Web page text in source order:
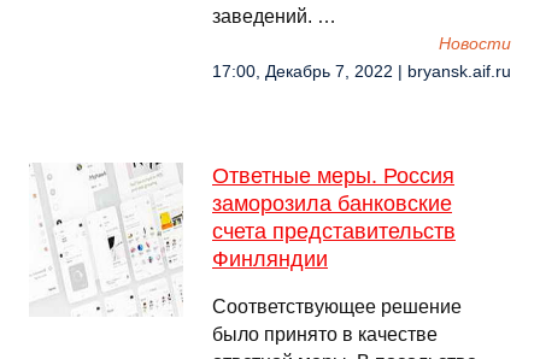
заведений. …
Новости
17:00, Декабрь 7, 2022 | bryansk.aif.ru
Ответные меры. Россия
заморозила банковские
счета представительств
Финляндии
Соответствующее решение
было принято в качестве